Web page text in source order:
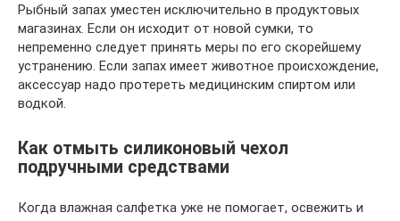
Рыбный запах уместен исключительно в продуктовых
магазинах. Если он исходит от новой сумки, то
непременно следует принять меры по его скорейшему
устранению. Если запах имеет животное происхождение,
аксессуар надо протереть медицинским спиртом или
водкой.
Как отмыть силиконовый чехол
подручными средствами
Когда влажная салфетка уже не помогает, освежить и